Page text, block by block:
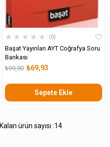
★ ★ ★ ★ ★ 0
Başat Yayınları AYT Coğrafya Soru
Bankası
₺69,93
₺99,90
Sepete Ekle
Kalan ürün sayısı :14